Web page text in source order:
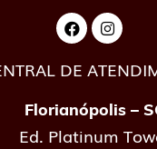
DE
Florianópolis –
Ed. Platinum